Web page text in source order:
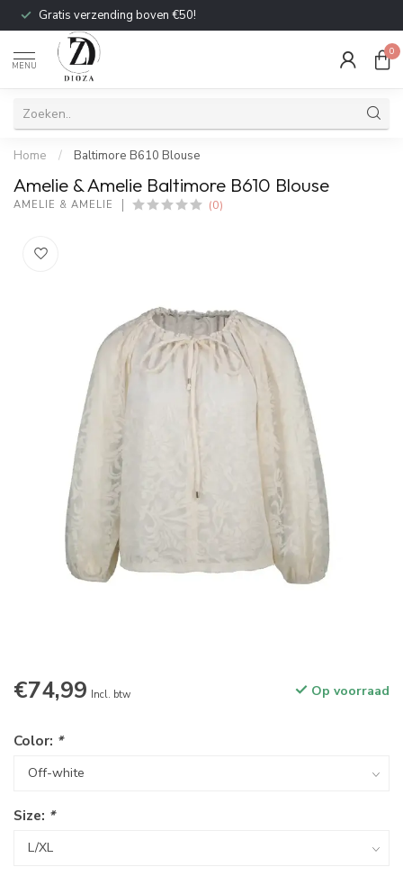
Gratis verzending boven €50!
MENU
0
Home / Baltimore B610 Blouse
Amelie & Amelie Baltimore B610 Blouse
AMELIE & AMELIE (0)
€74,99 Incl. btw Op voorraad
Color: *
Size: *